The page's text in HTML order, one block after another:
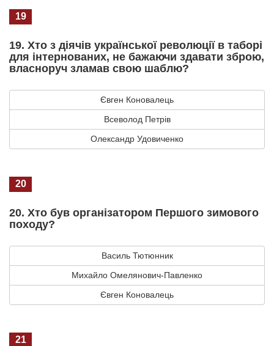
19
19. Хто з діячів української революції в таборі
для інтернованих, не бажаючи здавати зброю,
власноруч зламав свою шаблю?
Євген Коновалець
Всеволод Петрів
Олександр Удовиченко
20
20. Хто був організатором Першого зимового
походу?
Василь Тютюнник
Михайло Омелянович-Павленко
Євген Коновалець
21